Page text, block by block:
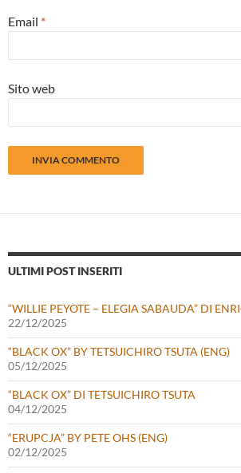
Email *
Sito web
ULTIMI POST INSERITI
“WILLIE PEYOTE – ELEGIA SABAUDA” DI
22/12/2025
“BLACK OX” BY TETSUICHIRO TSUTA (ENG)
05/12/2025
“BLACK OX” DI TETSUICHIRO TSUTA
04/12/2025
“ERUPCJA” BY PETE OHS (ENG)
02/12/2025